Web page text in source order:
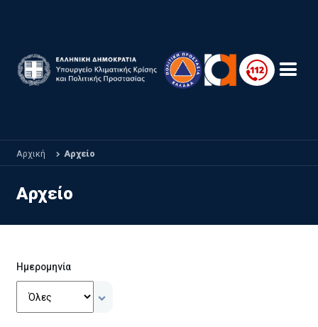
Αρχική Αρχείο
Αρχείο
Ημερομηνία